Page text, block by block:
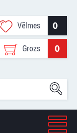
Vēlmes 0
Grozs 0